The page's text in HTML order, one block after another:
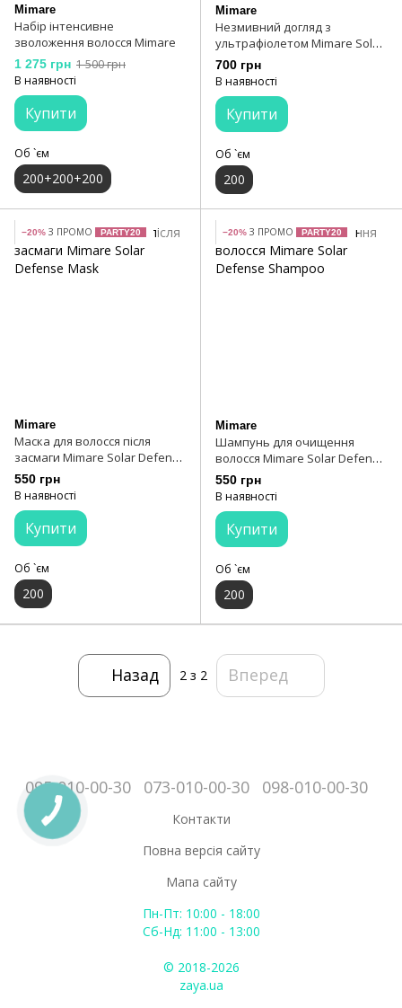
Mimare
Набір інтенсивне
зволоження волосся Mimare
1 275 грн 1 500 грн
В наявності
Купити
Об `єм
200+200+200
Mimare
Незмивний догляд з
ультрафіолетом Mimare Solar
Defense Leave-In
700 грн
В наявності
Купити
Об `єм
200
−20% З ПРОМО PARTY20
Mimare
Маска для волосся після
засмаги Mimare Solar Defense
Mask
550 грн
В наявності
Купити
Об `єм
200
−20% З ПРОМО PARTY20
Mimare
Шампунь для очищення
волосся Mimare Solar Defense
Shampoo
550 грн
В наявності
Купити
Об `єм
200
Назад 2з 2 Вперед
095-010-00-30 073-010-00-30 098-010-00-30
Контакти
Повна версія сайту
Мапа сайту
Пн-Пт: 10:00 - 18:00
Сб-Нд: 11:00 - 13:00
© 2018-2026
zaya.ua